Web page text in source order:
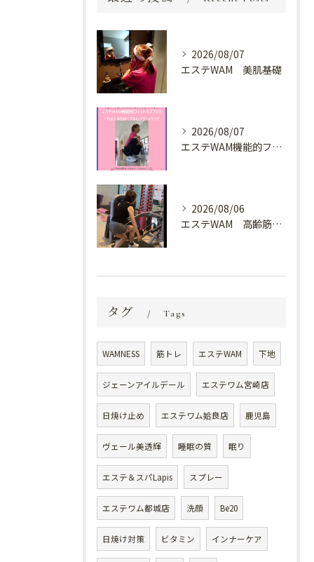
2026/08/07
エステWAM 美肌基礎
2026/08/07
エステWAM機能的フィットネスブログ ^FULL ROM^フルレンジ・メソッド
2026/08/06
エステWAM 高齢筋トレ
タグ Tags
WAMNESS 筋トレ エステWAM 下地
ジェーンアイルデール エステワム宮崎店
日焼け止め エステワム姶良店 鹿児島
ヴェール美透輝 睡眠の質 眠り
エステ＆スパLapis スプレー
エステワム都城店 洗顔 Be20
日焼け対策 ビタミン インナーケア